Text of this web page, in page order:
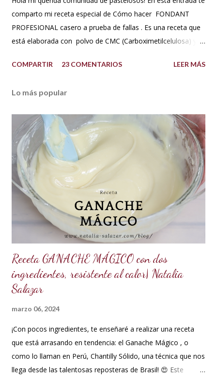
comparto mi receta especial de Cómo hacer FONDANT
PROFESIONAL casero a prueba de fallas . Es una receta que
está elaborada con polvo de CMC (Carboximetilcelulosa) y
que le aportan a la masa elasticidad, firmeza y le ayudan a
*1 kilo o 2.2 libras de Azúcar impalpable micro pulverizada o
maíz o miel de Karo (1/2 taza). Y para climas cálidos usar
Glucosa, la misma cantidad. *7.5 ml de CMC o Tylose *2.5
ml de goma Xantana (Xanthan gum) *1 cucharada de 15 ml
de manteca blanca hidrogenada tipo Crisco o 10 gramos *75
ml de agua o 5 cucharadas de 15 ml *Esencia de almendras
o al gusto *5 ml de VINAGRE BLANCO (opcional, funciona
como preservante) *1 cucharadita de Glicerina ( usar solo si
el clima es ...
COMPARTIR 23 COMENTARIOS LEER MÁS
Lo más popular
Receta GANACHE MÁGICO con dos
ingredientes, resistente al calor| Natalia
Salazar
marzo 06, 2024
¡Con pocos ingredientes, te enseñaré a realizar una receta
que está arrasando en tendencia: el Ganache Mágico , o
como lo llaman en Perú, Chantilly Sólido, una técnica que nos
llega desde las talentosas reposteras de Brasil! 😍 Este